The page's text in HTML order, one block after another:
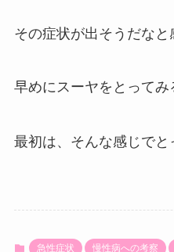
その症状が出そうだなと
早めにスーヤをとってみ
最初は、そんな感じで
急性症状 慢性病への考察